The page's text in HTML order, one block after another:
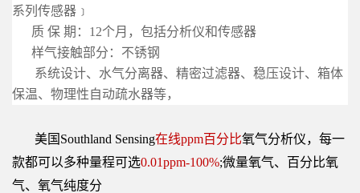
系列传感器﹞
质 保 期：12个月，包括分析仪和传感器
样气接触部分：不锈钢
系统设计、水气分离器、精密过滤器、稳压设计、箱体
保温、物理性自动疏水器等，
美国Southland Sensing在线ppm百分比氧气分析仪，每一
款都可以多种量程可选0.01ppm-100%;微量氧气、百分比氧
气、氧气纯度分